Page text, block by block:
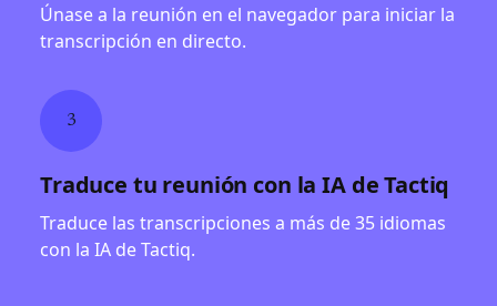
Únase a la reunión en el navegador para iniciar la
transcripción en directo.
3
Traduce tu reunión con la IA de Tactiq
Traduce las transcripciones a más de 35 idiomas
con la IA de Tactiq.